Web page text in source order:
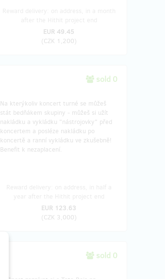
EUR 49.45
(CZK 1,200)
sold 0
Na kterýkoliv koncert turné se můžeš
stát bedňákem skupiny - můžeš si užít
nakládku a vykládku "nástrojovky" před
koncertem a posléze nakládku po
koncertě a ranní vykládku ve zkušebně!
Benefit k nezaplacení.
EUR 123.63
(CZK 3,000)
sold 0